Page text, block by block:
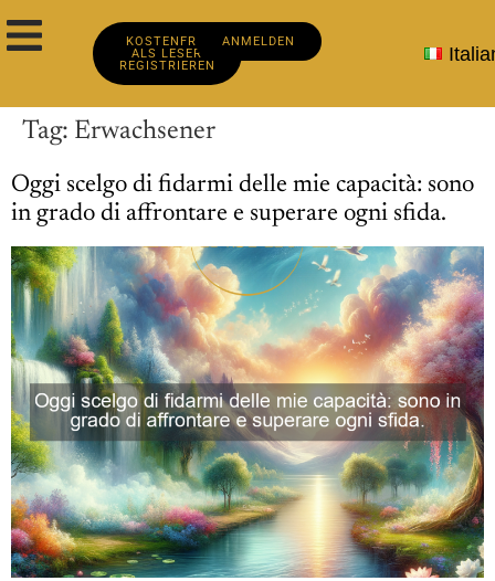
KOSTENFREI
ALS LESER
REGISTRIEREN
ANMELDEN
Tag: Erwachsener
Oggi scelgo di fidarmi delle mie capacità: sono
in grado di affrontare e superare ogni sfida.